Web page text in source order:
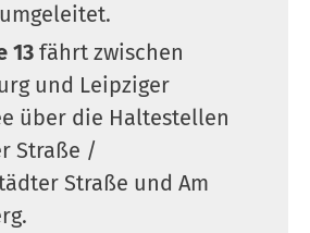
13 fährt zwischen
und Leipziger
über die Haltestellen
Straße /
Straße und Am